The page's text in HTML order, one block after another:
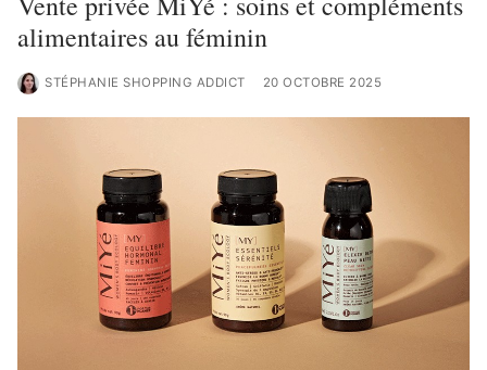
alimentaires au féminin
STÉPHANIE SHOPPING ADDICT 20 OCTOBRE 2025